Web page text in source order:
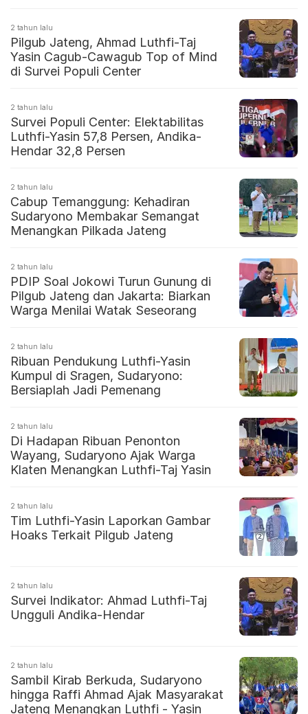
2 tahun lalu
Pilgub Jateng, Ahmad Luthfi-Taj
Yasin Cagub-Cawagub Top of Mind
di Survei Populi Center
2 tahun lalu
Survei Populi Center: Elektabilitas
Luthfi-Yasin 57,8 Persen, Andika-
Hendar 32,8 Persen
2 tahun lalu
Cabup Temanggung: Kehadiran
Sudaryono Membakar Semangat
Menangkan Pilkada Jateng
2 tahun lalu
PDIP Soal Jokowi Turun Gunung di
Pilgub Jateng dan Jakarta: Biarkan
Warga Menilai Watak Seseorang
2 tahun lalu
Ribuan Pendukung Luthfi-Yasin
Kumpul di Sragen, Sudaryono:
Bersiaplah Jadi Pemenang
2 tahun lalu
Di Hadapan Ribuan Penonton
Wayang, Sudaryono Ajak Warga
Klaten Menangkan Luthfi-Taj Yasin
2 tahun lalu
Tim Luthfi-Yasin Laporkan Gambar
Hoaks Terkait Pilgub Jateng
2 tahun lalu
Survei Indikator: Ahmad Luthfi-Taj
Ungguli Andika-Hendar
2 tahun lalu
Sambil Kirab Berkuda, Sudaryono
hingga Raffi Ahmad Ajak Masyarakat
Jateng Menangkan Luthfi - Yasin